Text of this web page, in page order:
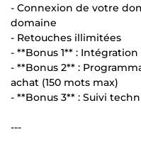
- Connexion de votre
domaine
- Retouches illimitées
- **Bonus 1** :
- **Bonus 2** :
achat (150 mots max)
- **Bonus 3** : Suivi
---